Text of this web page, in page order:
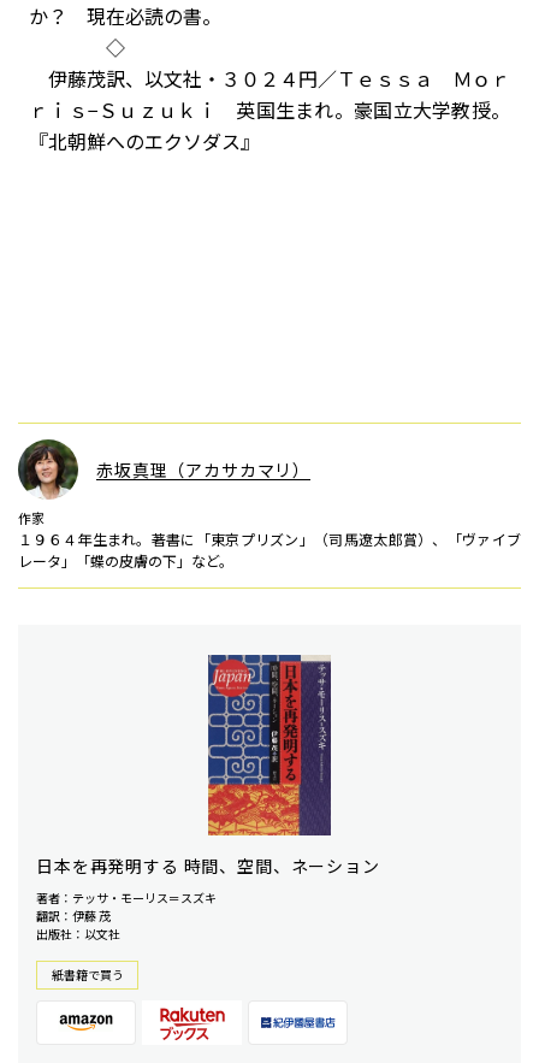
か？ 現在必読の書。
◇
伊藤茂訳、以文社・３０２４円／Ｔｅｓｓａ Ｍｏｒ
ｒｉｓ−Ｓｕｚｕｋｉ 英国生まれ。豪国立大学教授。
『北朝鮮へのエクソダス』
赤坂真理（アカサカマリ）
作家
１９６４年生まれ。著書に「東京プリズン」（司馬遼太郎賞）、「ヴァイブ
レータ」「蝶の皮膚の下」など。
日本を再発明する 時間、空間、ネーション
著者：テッサ・モーリス＝スズキ
翻訳：伊藤 茂
出版社：以文社
紙書籍で買う